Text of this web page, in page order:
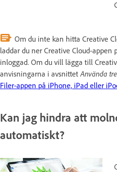
Om du inte kan hitta Creative
laddar du ner Creative Cloud-
inloggad. Om du vill lägga till
anvisningarna i avsnittetAnvända
Filer-appen på iPhone, iPad eller
Kan jag hindra att
automatiskt?